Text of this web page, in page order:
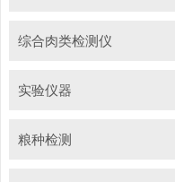
综合肉类检测仪
实验仪器
粮种检测